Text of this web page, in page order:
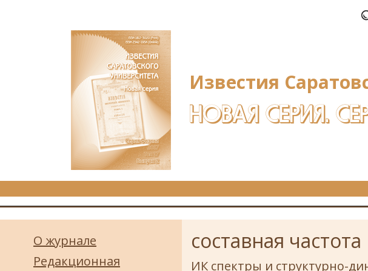
Известия
НОВАЯ СЕРИЯ.
О журнале
Редакционная
составная частота
ИК спектры и структурно-